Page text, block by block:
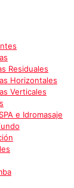
Residuales
Horizontales
Verticales
e Idromasaje